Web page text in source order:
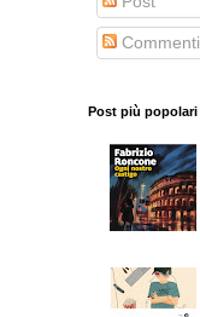
Commenti
Post più popolari